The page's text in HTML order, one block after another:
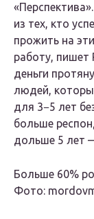
из тех, кто
прожить на
работу,
деньги
людей,
для 3−5 лет
больше
дольше 5 лет
Больше 60%
Фото: